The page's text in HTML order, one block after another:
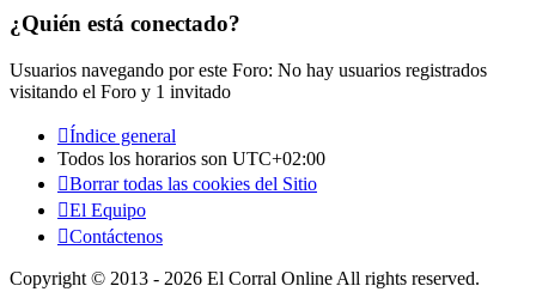
¿Quién está conectado?
Usuarios navegando por este Foro: No hay usuarios registrados
visitando el Foro y 1 invitado
Índice general
Todos los horarios son UTC+02:00
Borrar todas las cookies del Sitio
El Equipo
Contáctenos
Copyright © 2013 - 2026 El Corral Online All rights reserved.